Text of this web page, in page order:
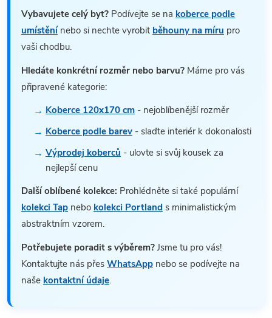
Vybavujete celý byt? Podívejte se na koberce podle
umístěnínebo si nechte vyrobit běhouny na míru pro
vaši chodbu.
Hledáte konkrétní rozměr nebo barvu? Máme pro vás
připravené kategorie:
Koberce 120x170 cm - nejoblíbenější rozměr
Koberce podle barev - slaďte interiér k dokonalosti
Výprodej koberců - ulovte si svůj kousek za
nejlepší cenu
Další oblíbené kolekce: Prohlédněte si také populární
kolekci Tap nebo kolekci Portland s minimalistickým
abstraktním vzorem.
Potřebujete poradit s výběrem? Jsme tu pro vás!
Kontaktujte nás přes WhatsApp nebo se podívejte na
naše kontaktní údaje.